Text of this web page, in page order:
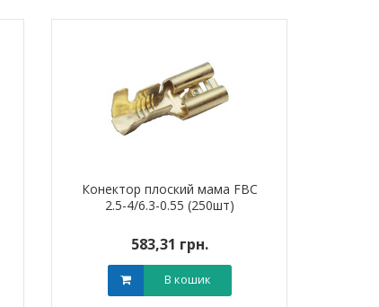
Конектор плоский мама FBC
2.5-4/6.3-0.55 (250шт)
583,31 грн.
В кошик